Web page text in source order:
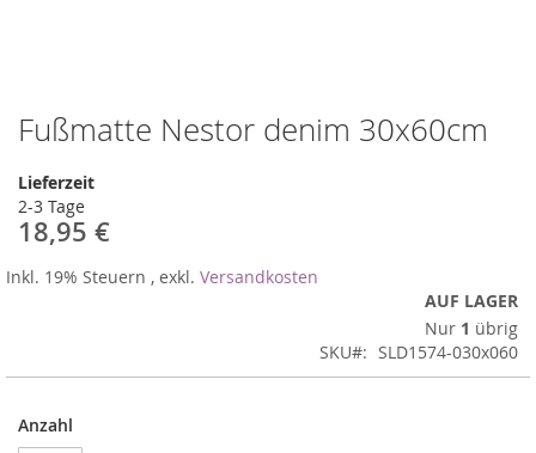
Fußmatte Nestor denim 30x60cm
Lieferzeit
2-3 Tage
18,95 €
Inkl. 19% Steuern , exkl. Versandkosten
AUF LAGER
Nur 1 übrig
SKU
SLD1574-030x060
Anzahl
Zum
Anfang
der
Bildergalerie
springen